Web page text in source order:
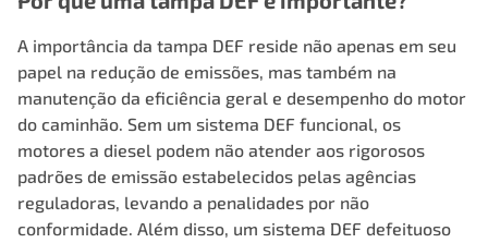
A importância da tampa DEF reside não apenas em seu
papel na redução de emissões, mas também na
manutenção da eficiência geral e desempenho do motor
do caminhão. Sem um sistema DEF funcional, os
motores a diesel podem não atender aos rigorosos
padrões de emissão estabelecidos pelas agências
reguladoras, levando a penalidades por não
conformidade. Além disso, um sistema DEF defeituoso